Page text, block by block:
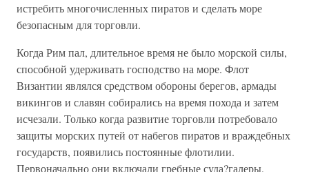
истребить многочисленных пиратов и сделать море
безопасным для торговли.
Когда Рим пал, длительное время не было морской силы,
способной удерживать господство на море. Флот
Византии являлся средством обороны берегов, армады
викингов и славян собирались на время похода и затем
исчезали. Только когда развитие торговли потребовало
защиты морских путей от набегов пиратов и враждебных
государств, появились постоянные флотилии.
Первоначально они включали гребные суда?галеры,